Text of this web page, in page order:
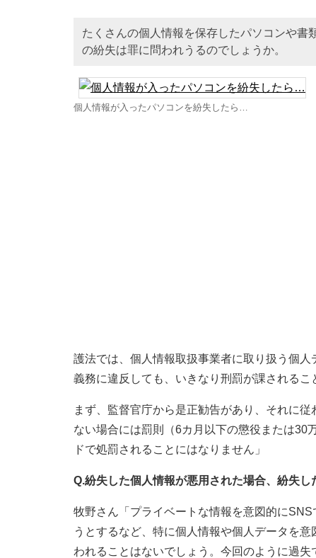
たくさんの個人情報を保存したパソコンや書
の紛失は罪に問われうるのでしょうか。
個人情報が入ったパソコンを紛失したら…
護法では、個人情報取扱事業者に取り扱う個人
義務に違反しても、いきなり刑罰が課されるこ
まず、監督官庁から是正勧告があり、それに
ない場合には罰則（6カ月以下の懲役または30
ドで処罰されることにはなりません」
Q.紛失した個人情報が悪用された場合、紛失し
牧野さん「プライベートな情報を意図的に
うとするなど、特に個人情報や個人データを
われることはないでしょう。今回のように過